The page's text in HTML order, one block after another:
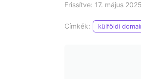
Frissítve: 17. május 2025
Címkék: külföldi